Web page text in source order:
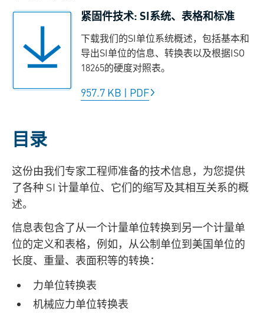
紧固件技术: SI系统、表格和标准
下载我们的SI单位系统概述，包括基本和
导出SI单位的信息、转换表以及根据ISO
18265的硬度对照表。
957.7 KB | PDF
目录
这份由我们专家工程师准备的技术信息，为您提供
了各种 SI 计量单位、它们的缩写及其相互关系的概
述。
信息表包含了从一个计量单位转换到另一个计量单
位的定义和表格，例如，从公制单位到美国单位的
长度、重量、表面积等的转换：
力单位转换表
机械应力单位转换表